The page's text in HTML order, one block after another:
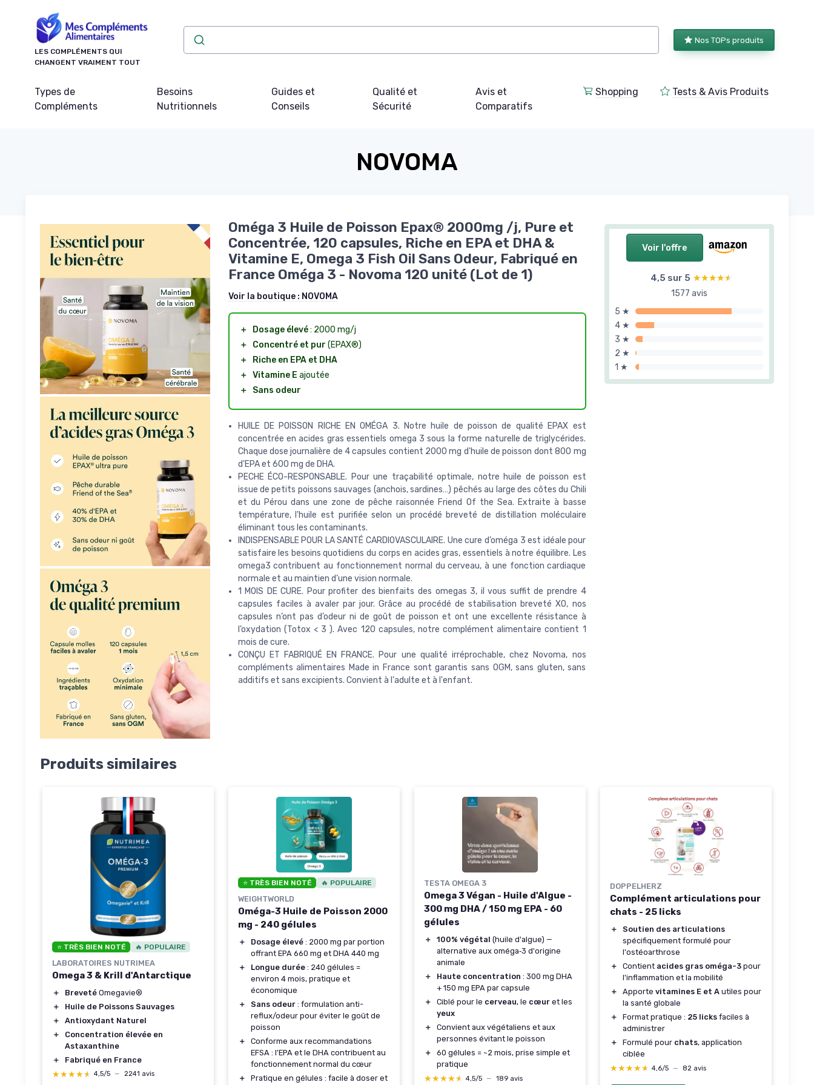
LES COMPLÉMENTS QUI
CHANGENT VRAIMENT TOUT
Nos TOPs produits
Types de
Compléments
Besoins
Nutritionnels
Guides et
Conseils
Qualité et
Sécurité
Avis et
Comparatifs
Shopping Tests & Avis Produits
NOVOMA
Voir l'offre
4,5 sur 5 ★★★★★
★★★★★
1577 avis
5 ★
4 ★
3 ★
2 ★
1 ★
Oméga 3 Huile de Poisson Epax® 2000mg /j, Pure et
Concentrée, 120 capsules, Riche en EPA et DHA &
Vitamine E, Omega 3 Fish Oil Sans Odeur, Fabriqué en
France Oméga 3 - Novoma 120 unité (Lot de 1)
Voir la boutique : NOVOMA
＋ Dosage élevé: 2000 mg/j
＋
Concentré et pur (EPAX®)
＋
Riche en EPA et DHA
＋ Vitamine E ajoutée
＋
Sans odeur
HUILE DE POISSON RICHE EN OMÉGA 3. Notre huile de poisson de qualité EPAX est
concentrée en acides gras essentiels omega 3 sous la forme naturelle de triglycérides.
Chaque dose journalière de 4 capsules contient 2000 mg d'huile de poisson dont 800 mg
d'EPA et 600 mg de DHA.
PECHE ÉCO-RESPONSABLE. Pour une traçabilité optimale, notre huile de poisson est
issue de petits poissons sauvages (anchois, sardines…) pêchés au large des côtes du Chili
et du Pérou dans une zone de pêche raisonnée Friend Of the Sea. Extraite à basse
température, l'huile est purifiée selon un procédé breveté de distillation moléculaire
éliminant tous les contaminants.
INDISPENSABLE POUR LA SANTÉ CARDIOVASCULAIRE. Une cure d’oméga 3 est idéale pour
satisfaire les besoins quotidiens du corps en acides gras, essentiels à notre équilibre. Les
omega3 contribuent au fonctionnement normal du cerveau, à une fonction cardiaque
normale et au maintien d’une vision normale.
1 MOIS DE CURE. Pour profiter des bienfaits des omegas 3, il vous suffit de prendre 4
capsules faciles à avaler par jour. Grâce au procédé de stabilisation breveté XO, nos
capsules n’ont pas d’odeur ni de goût de poisson et ont une excellente résistance à
l’oxydation (Totox < 3 ). Avec 120 capsules, notre complément alimentaire contient 1
mois de cure.
CONÇU ET FABRIQUÉ EN FRANCE. Pour une qualité irréprochable, chez Novoma, nos
compléments alimentaires Made in France sont garantis sans OGM, sans gluten, sans
additifs et sans excipients. Convient à l'adulte et à l'enfant.
Produits similaires
⭐ TRÈS BIEN NOTÉ 🔥 POPULAIRE
LABORATOIRES NUTRIMEA
Omega 3 & Krill d'Antarctique
＋ Breveté Omegavie®
＋
Huile de Poissons Sauvages
＋
Antioxydant Naturel
＋
Concentration élevée en
Astaxanthine
＋
Fabriqué en France
★★★★★
★★★★★ 4,5/5 — 2241 avis
⭐ TRÈS BIEN NOTÉ 🔥 POPULAIRE
WEIGHTWORLD
Oméga-3 Huile de Poisson 2000
mg - 240 gélules
＋ Dosage élevé : 2000 mg par portion
offrant EPA 660 mg et DHA 440 mg
＋
Longue durée : 240 gélules =
environ 4 mois, pratique et
économique
＋
Sans odeur : formulation anti-
reflux/odeur pour éviter le goût de
poisson
＋
Conforme aux recommandations
EFSA : l'EPA et le DHA contribuent au
fonctionnement normal du cœur
＋
Pratique en gélules : facile à doser et
TESTA OMEGA 3
Omega 3 Végan - Huile d'Algue -
300 mg DHA / 150 mg EPA - 60
gélules
＋ 100% végétal (huile d'algue) —
alternative aux oméga‑3 d'origine
animale
＋
Haute concentration : 300 mg DHA
+ 150 mg EPA par capsule
＋
Ciblé pour le cerveau, le cœur et les
yeux
＋
Convient aux végétaliens et aux
personnes évitant le poisson
＋
60 gélules = ~2 mois, prise simple et
pratique
★★★★★
★★★★★ 4,5/5 — 189 avis
DOPPELHERZ
Complément articulations pour
chats - 25 licks
＋
Soutien des articulations
spécifiquement formulé pour
l'ostéoarthrose
＋
Contient acides gras oméga-3 pour
l'inflammation et la mobilité
＋
Apporte vitamines E et A utiles pour
la santé globale
＋
Format pratique : 25 licks faciles à
administrer
＋
Formulé pour chats, application
ciblée
★★★★★
★★★★★ 4,6/5 — 82 avis